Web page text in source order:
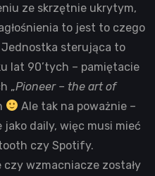
ze skrzętnie ukrytym,
to jest to czego
Jednostka sterująca to
lat 90’tych – pamiętacie
„Pioneer – the art of
Ale tak na poważnie –
daily, więc musi mieć
czy Spotify.
czy wzmacniacze zostały